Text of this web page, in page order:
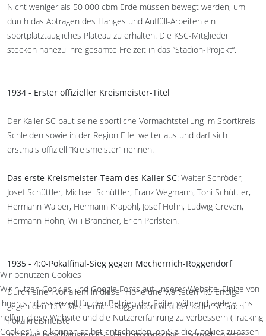
Nicht weniger als 50 000 cbm Erde müssen bewegt werden, um
durch das Abtragen des Hanges und Auffüll-Arbeiten ein
sportplatztaugliches Plateau zu erhalten. Die KSC-Mitglieder
stecken nahezu ihre gesamte Freizeit in das ”Stadion-Projekt“.
1934 - Erster offizieller Kreismeister-Titel
Der Kaller SC baut seine sportliche Vormachtstellung im Sportkreis
Schleiden sowie in der Region Eifel weiter aus und darf sich
erstmals offiziell ”Kreismeister“ nennen.
Das erste Kreismeister-Team des Kaller SC: Walter Schröder,
Josef Schüttler, Michael Schüttler, Franz Wegmann, Toni Schüttler,
Hermann Walber, Hermann Krapohl, Josef Hohn, Ludwig Greven,
Hermann Hohn, Willi Brandner, Erich Perlstein.
1935 - 4:0-Pokalfinal-Sieg gegen Mechernich-Roggendorf
Durch einen vor allem in dieser Höhe unerwarteten 4:0-Erfolg
gegen den 1.FC Mechernich-Roggendorf wird der Kaller SC auch
Pokalkreismeister
Wir benutzen Cookies
Wir nutzen Cookies und Google Fonts auf unserer Website. Einige von
ihnen sind essenziell für den Betrieb der Seite, während andere uns
helfen, diese Website und die Nutzererfahrung zu verbessern (Tracking
Cookies). Sie können selbst entscheiden, ob Sie die Cookies zulassen